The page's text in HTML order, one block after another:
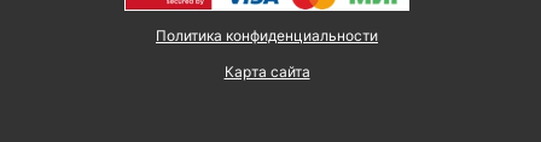
Политика конфиденциальности
Карта сайта